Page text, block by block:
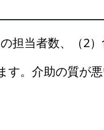
担当者数、（2
す。介助の質が悪